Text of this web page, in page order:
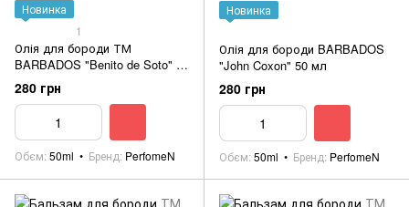
Новинка
1
Олія для бороди ТМ
BARBADOS "Benito de Soto" 50
мл
280 грн
Обєм 50ml Бренд PerfomeN
Новинка
Олія для бороди BARBADOS
"John Coxon" 50 мл
280 грн
Обєм 50ml Бренд PerfomeN